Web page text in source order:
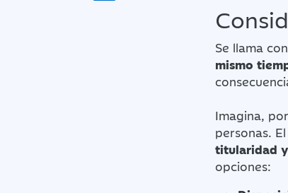
Se llama
mismo
Imagina,
personas.
titularidad
opciones: